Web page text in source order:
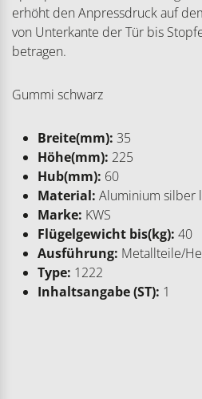
erhöht den Anpressdruck auf
von Unterkante der Tür bis
betragen.
Gummi schwarz
Breite(mm): 35
Höhe(mm): 225
Hub(mm): 60
Material: Aluminium silber
Marke: KWS
Flügelgewicht bis(kg): 40
Ausführung: Metallteile/
Type: 1222
Inhaltsangabe (ST): 1